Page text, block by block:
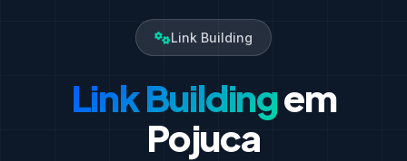
Link Building
Link Buildingem
Pojuca